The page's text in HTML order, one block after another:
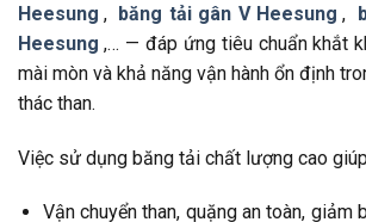
Heesung , băng tải gân V Heesung ,
Heesung ,… — đáp ứng tiêu chuẩn khắt
mài mòn và khả năng vận hành ổn định
thác than.
Việc sử dụng băng tải chất lượng cao
Vận chuyển than, quặng an toàn, giảm